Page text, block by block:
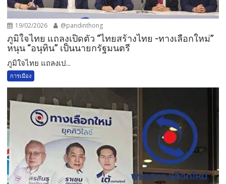
19/02/2026 @pandinthong
ภูมิใจไทย แถลงเปิดตัว “ไทยสร้างไทย -ทางเลือกใหม่”
หนุน “อนุทิน” เป็นนายกรัฐมนตรี
ภูมิใจไทย แถลงเป...
การเมือง